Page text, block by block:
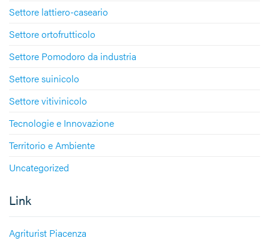
Settore lattiero-caseario
Settore ortofrutticolo
Settore Pomodoro da industria
Settore suinicolo
Settore vitivinicolo
Tecnologie e Innovazione
Territorio e Ambiente
Uncategorized
Link
Agriturist Piacenza